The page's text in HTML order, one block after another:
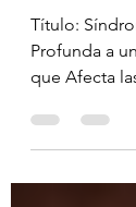
Título:
Profunda a